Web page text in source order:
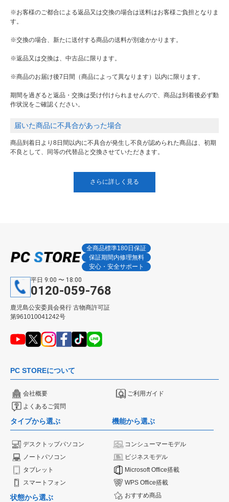
※お客様のご都合による返品又は交換の場合は送料はお客様ご負担となりま
す。
※交換の場合、新たに送付する商品の送料が別途かかります。
※返品又は交換は、中古品に限ります。
※商品のお届け後7日間（商品によって異なります）以内に限ります。
期間を過ぎると返品・交換は受け付けられませんので、商品は到着後必ず動
作状況をご確認ください。
届いた商品に不具合があった場合
商品到着日より8日間以内に不具合が発生し不良が認められた商品は、初期
不良として、同等の代替品と交換させていただきます。
さらに詳しく見る
全商品標準180日保証
保証期間内修理無料
安心・安全サポート
平日 9:00 〜 18:00
0120-059-768
鹿児島公安委員会発行 古物商許可証
第961010041242号
PC STOREについて
会社概要
ご利用ガイド
よくあるご質問
タイプから選ぶ
デスクトップパソコン
ノートパソコン
タブレット
スマートフォン
状態から選ぶ
機能から選ぶ
コンシューマーモデル
ビジネスモデル
Microsoft Office搭載
WPS Office搭載
おすすめ商品